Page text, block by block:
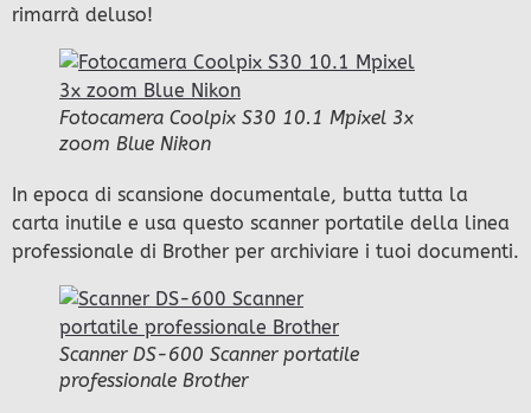
rimarrà deluso!
Fotocamera Coolpix S30 10.1 Mpixel 3x
zoom Blue Nikon
In epoca di scansione documentale, butta tutta la
carta inutile e usa questo scanner portatile della linea
professionale di Brother per archiviare i tuoi documenti.
Scanner DS-600 Scanner portatile
professionale Brother